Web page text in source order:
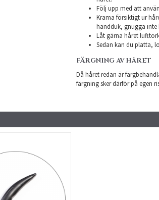
Följ upp med att
Krama försiktigt ur
handduk, gnugga
Låt gärna håret
Sedan kan du platta,
FÄRGNING AV HÅRET
Då håret redan är
färgning sker därför på egen